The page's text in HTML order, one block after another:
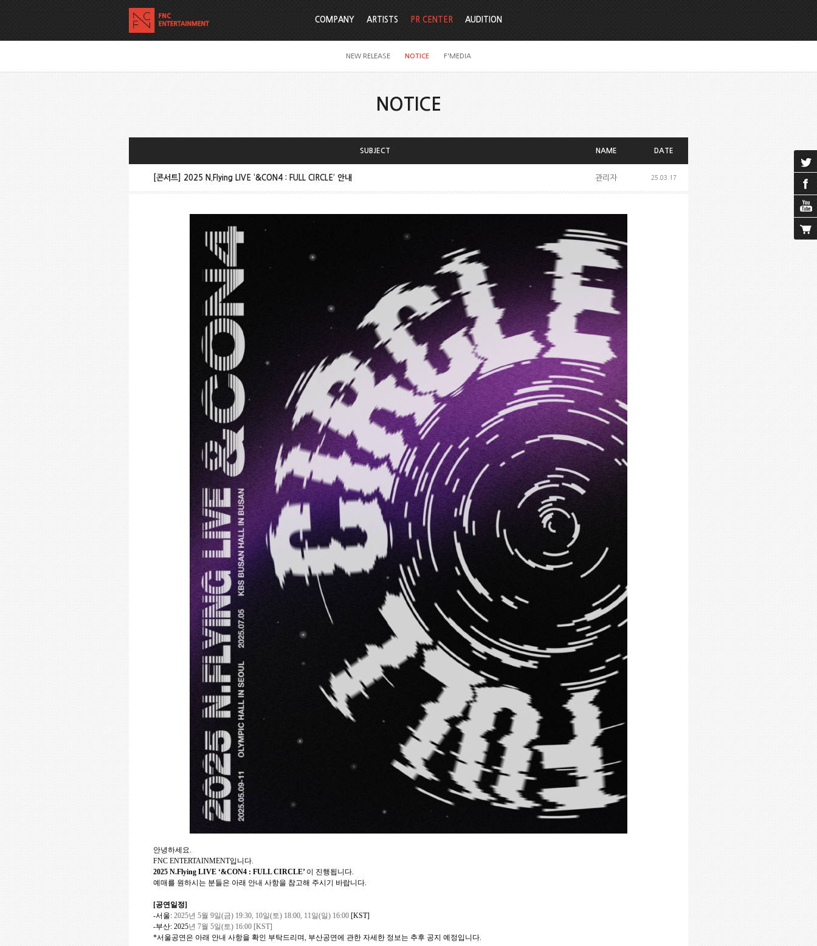
COMPANY ARTISTS PR CENTER
NEW RELEASE NOTICE F'MEDIA
AUDITION
NOTICE
SUBJECT NAME DATE
[콘서트] 2025 N.Flying LIVE ‘&CON4 : FULL CIRCLE’ 안내 관리자 25.03.17
안녕하세요.
FNC ENTERTAINMENT입니다.
2025 N.Flying LIVE ‘&CON4 : FULL CIRCLE’ 이 진행됩니다.
예매를 원하시는 분들은 아래 안내 사항을 참고해 주시기 바랍니다.
[공연일정]
-서울: 2025년 5월 9일 (금) 19:30, 10일 (토) 18:00, 11일 (일 ) 16:00 [KST]
-부산: 2025년 7월 5일 (토) 16:00 [KST]
*서울공연은 아래 안내 사항을 확인 부탁드리며, 부산공연에 관한 자세한 정보는 추후 공지 예정입니다.